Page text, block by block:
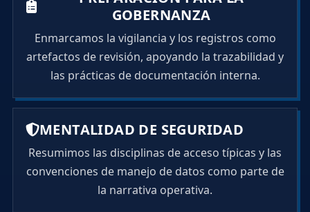
GOBERNANZA
Enmarcamos la vigilancia y los registros como
artefactos de revisión, apoyando la trazabilidad y
las prácticas de documentación interna.
MENTALIDAD DE SEGURIDAD
Resumimos las disciplinas de acceso típicas y las
convenciones de manejo de datos como parte de
la narrativa operativa.